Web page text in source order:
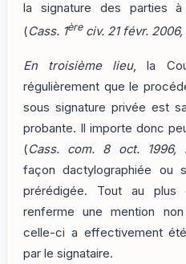
la signature des parties à
(Cass. 1èreciv. 21 févr. 2006,
En troisième lieu, la
régulièrement que le
sous signature privée est
probante. Il importe donc
(Cass. com. 8 oct. 1996,
façon dactylographiée ou
prérédigée. Tout au plus
renferme une mention
celle-ci a effectivement
par le signataire.